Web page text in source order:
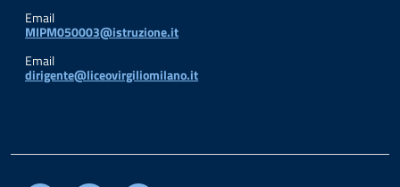
Email
MIPM050003@istruzione.it
Email
dirigente@liceovirgiliomilano.it